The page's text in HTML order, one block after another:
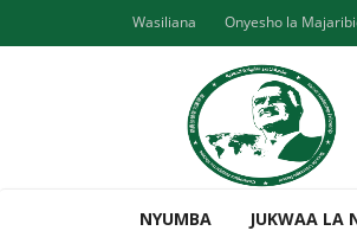
Wasiliana Onyesho la
NYUMBA JUKWAA LA